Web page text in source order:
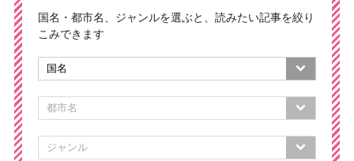
国名・都市名、ジャンルを選ぶと、読みたい記事を絞り
こみできます